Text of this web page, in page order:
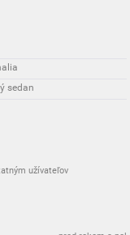
sedan
užívateľov